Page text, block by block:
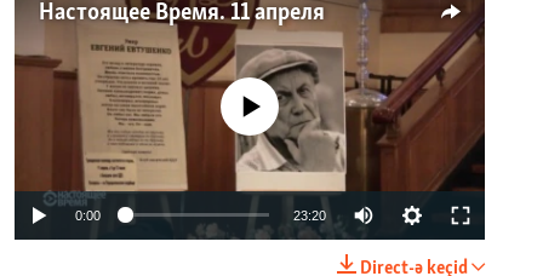
Настоящее Время. 11 апреля
No media source currently available
0:00 23:20
Direct-ə keçid